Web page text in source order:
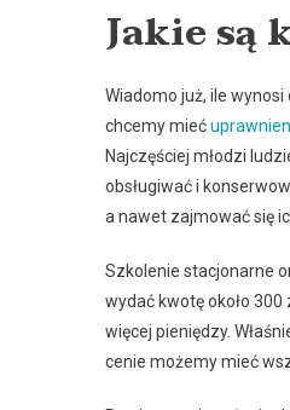
Jakie są
Wiadomo już, ile
chcemy mieć
Najczęściej młodzi
obsługiwać i
a nawet zajmować się
Szkolenie stacjonarne
wydać kwotę około
więcej pieniędzy.
cenie możemy mieć